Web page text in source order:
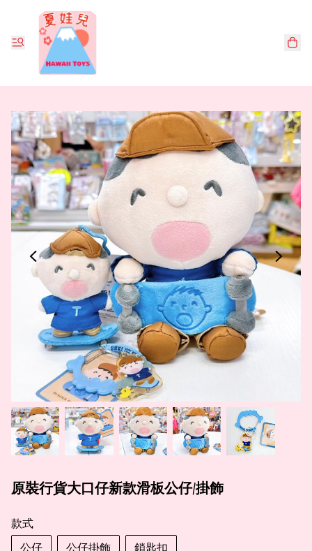
原裝行貨大口仔新款滑板公仔/掛飾
款式
公仔
公仔掛飾 鎖匙扣